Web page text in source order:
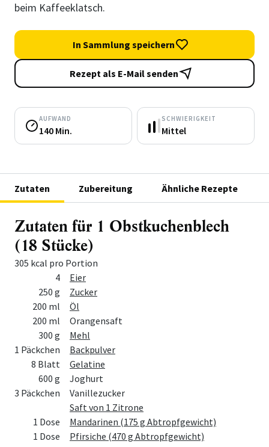
beim Kaffeeklatsch.
In Sammlung speichern
Rezept als E-Mail senden
AUFWAND
140 Min.
SCHWIERIGKEIT
Mittel
Zutaten Zubereitung Ähnliche Rezepte
Zutaten für 1 Obstkuchenblech
(18 Stücke)
305 kcal pro Portion
Zutat
4
Eier
250 g
Zucker
200 ml
Öl
200 ml
Orangensaft
300 g
Mehl
1 Päckchen
Backpulver
8 Blatt
Gelatine
600 g
Joghurt
3 Päckchen
Vanillezucker
Saft von 1 Zitrone
1 Dose
Mandarinen (175 g Abtropfgewicht)
1 Dose
Pfirsiche (470 g Abtropfgewicht)